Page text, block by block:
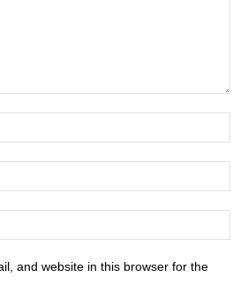
and website in this browser for the